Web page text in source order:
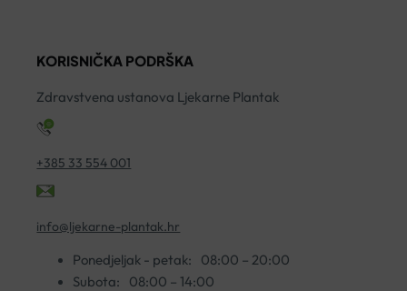
KORISNIČKA PODRŠKA
Zdravstvena ustanova Ljekarne Plantak
+385 33 554 001
info@ljekarne-plantak.hr
Ponedjeljak - petak:
08:00 – 20:00
Subota:
08:00 – 14:00